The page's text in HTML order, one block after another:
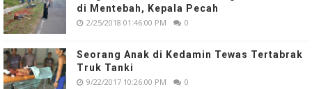
di Mentebah, Kepala Pecah
2/25/2018 01:46:00 PM 0
Seorang Anak di Kedamin Tewas Tertabrak
Truk Tanki
9/22/2017 10:26:00 PM 0